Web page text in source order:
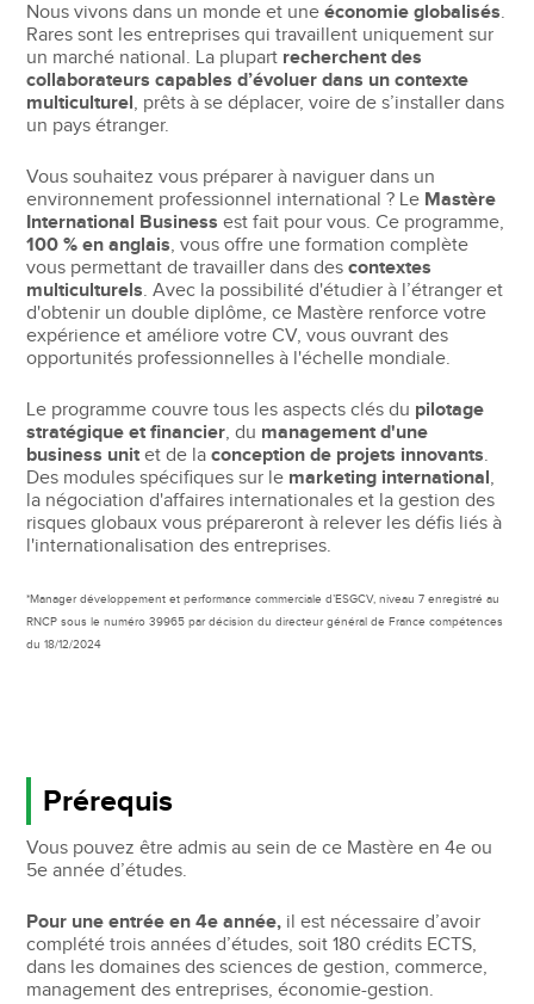
Nous vivons dans un monde et uneéconomie globalisés.
Rares sont les entreprises qui travaillent uniquement sur
un marché national. La plupart recherchent des
collaborateurs capables d’évoluer dans un contexte
multiculturel, prêts à se déplacer, voire de s’installer dans
un pays étranger.
Vous souhaitez vous préparer à naviguer dans un
environnement professionnel international ? Le Mastère
International Business est fait pour vous. Ce programme,
100 % en anglais, vous offre une formation complète
vous permettant de travailler dans descontextes
multiculturels. Avec la possibilité d'étudier à l’étranger et
d'obtenir un double diplôme, ce Mastère renforce votre
expérience et améliore votre CV, vous ouvrant des
opportunités professionnelles à l'échelle mondiale.
Le programme couvre tous les aspects clés du pilotage
stratégique et financier, du management d'une
business unit et de laconception de projets innovants.
Des modules spécifiques sur le marketing international,
la négociation d'affaires internationales et la gestion des
risques globaux vous prépareront à relever les défis liés à
l'internationalisation des entreprises.
*Manager développement et performance commerciale d’ESGCV, niveau 7 enregistré au
RNCP sous le numéro 39965 par décision du directeur général de France compétences
du 18/12/2024
Prérequis
Vous pouvez être admis au sein de ce Mastère en 4e ou
5e année d’études.
Pour une entrée en 4e année, il est nécessaire d’avoir
complété trois années d’études, soit 180 crédits ECTS,
dans les domaines des sciences de gestion, commerce,
management des entreprises, économie-gestion.